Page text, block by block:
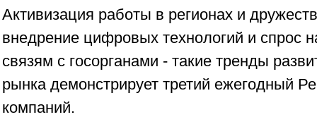
Активизация работы в регионах и
внедрение цифровых технологий и спрос
связям с госорганами - такие тренды
рынка демонстрирует третий ежегодный
компаний.